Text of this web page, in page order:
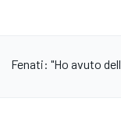
Fenati: "Ho avuto